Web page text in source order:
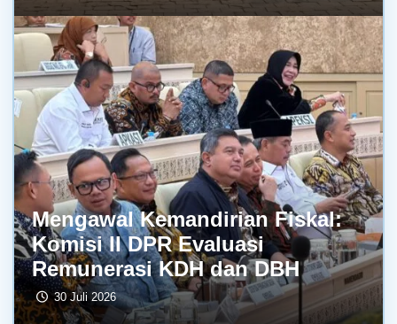
Mengawal Kemandirian Fiskal:
Komisi II DPR Evaluasi
Remunerasi KDH dan DBH
30 Juli 2026